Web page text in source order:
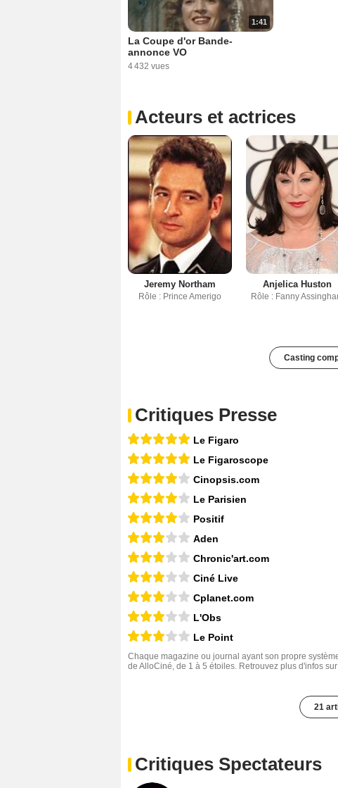
1:41
La Coupe d'or Bande-
annonce VO
4 432 vues
Acteurs et actrices
Jeremy Northam
Rôle : Prince Amerigo
Anjelica Huston
Rôle : Fanny
Casting
Critiques Presse
Le Figaro
Le Figaroscope
Cinopsis.com
Le Parisien
Positif
Aden
Chronic'art.com
Ciné Live
Cplanet.com
L'Obs
Le Point
Chaque magazine ou journal ayant son propre
de AlloCiné, de 1 à 5 étoiles. Retrouvez plus d'infos
21
Critiques Spectateurs